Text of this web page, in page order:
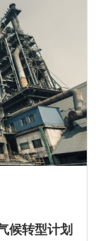
候转型计划